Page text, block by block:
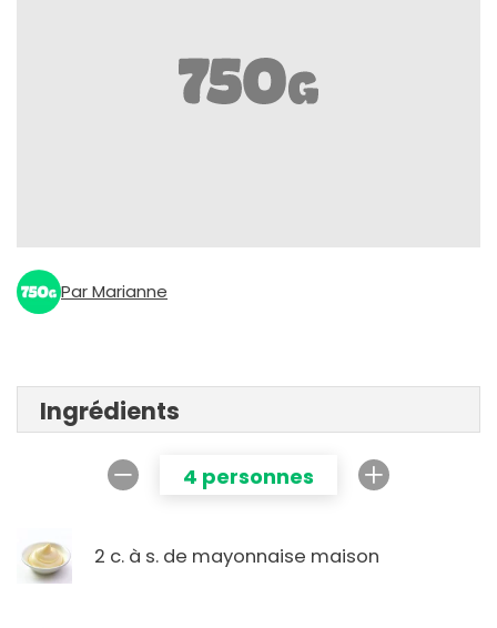
Par Marianne
Ingrédients
4 personnes
2 c. à s. de mayonnaise maison